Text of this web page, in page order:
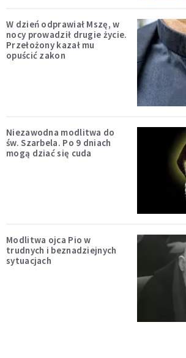
W dzień odprawiał Mszę, w
nocy prowadził drugie życie.
Przełożony kazał mu
opuścić zakon
Niezawodna modlitwa do
św. Szarbela. Po 9 dniach
mogą dziać się cuda
Modlitwa ojca Pio w
trudnych i beznadziejnych
sytuacjach